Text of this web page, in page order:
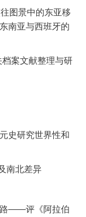
图景中的东亚移
南亚与西班牙的
档案文献整理与研
史研究世界性和
南北差异
路——评《阿拉伯